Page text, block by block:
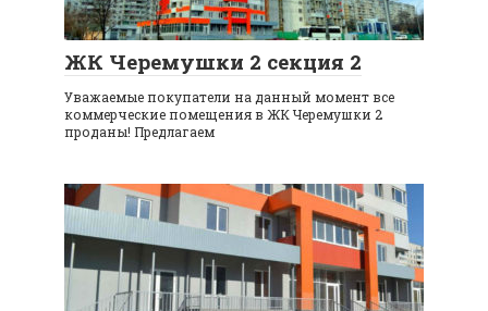
ЖК Черемушки 2 секция 2
Уважаемые покупатели на данный момент все
коммерческие помещения в ЖК Черемушки 2
проданы! Предлагаем